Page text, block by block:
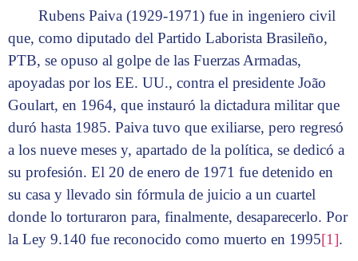
Rubens Paiva (1929-1971) fue in ingeniero civil
que, como diputado del Partido Laborista Brasileño,
PTB, se opuso al golpe de las Fuerzas Armadas,
apoyadas por los EE. UU., contra el presidente João
Goulart, en 1964, que instauró la dictadura militar que
duró hasta 1985. Paiva tuvo que exiliarse, pero regresó
a los nueve meses y, apartado de la política, se dedicó a
su profesión. El 20 de enero de 1971 fue detenido en
su casa y llevado sin fórmula de juicio a un cuartel
donde lo torturaron para, finalmente, desaparecerlo. Por
la Ley 9.140 fue reconocido como muerto en 1995[1].